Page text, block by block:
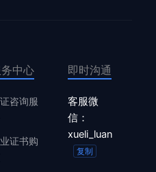
中心
咨询服
证书购
即时沟通
客服微
信：
xueli_luan
复制